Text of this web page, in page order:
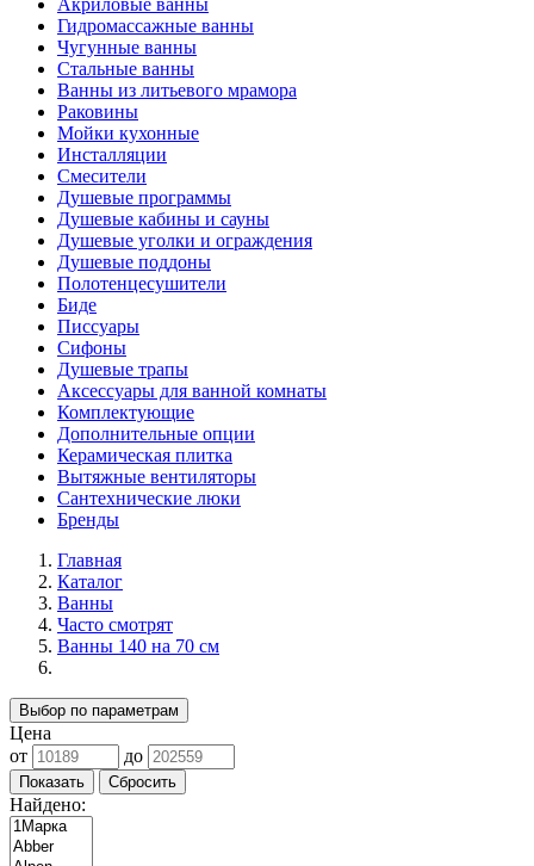
Акриловые ванны
Гидромассажные ванны
Чугунные ванны
Стальные ванны
Ванны из литьевого мрамора
Раковины
Мойки кухонные
Инсталляции
Смесители
Душевые программы
Душевые кабины и сауны
Душевые уголки и ограждения
Душевые поддоны
Полотенцесушители
Биде
Писсуары
Сифоны
Душевые трапы
Аксессуары для ванной комнаты
Комплектующие
Дополнительные опции
Керамическая плитка
Вытяжные вентиляторы
Сантехнические люки
Бренды
Главная
Каталог
Ванны
Часто смотрят
Ванны 140 на 70 см
Выбор по параметрам
Цена
от
до
Найдено: